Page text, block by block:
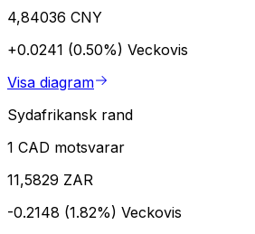
4,84036 CNY
+0.0241 (0.50%) Veckovis
Visa diagram
Sydafrikansk rand
1 CAD motsvarar
11,5829 ZAR
-0.2148 (1.82%) Veckovis